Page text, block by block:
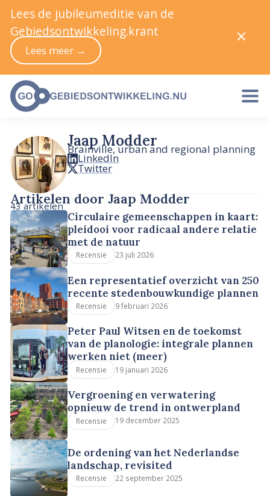
Jaap Modder
Brainville, urban and regional planning
LinkedIn
Twitter
Artikelen door Jaap Modder
43 artikelen
Circulaire gemeenschappen in kaart:
pleidooi voor radicaal andere relatie
met de natuur
Recensie 23 juli 2026
Een representatief overzicht van 250
recente stedenbouwkundige plannen
Recensie 9 februari 2026
Peter Paul Witsen en de toekomst
van de planologie: integrale plannen
werken niet (meer)
Recensie 19 januari 2026
Vergroening en verwatering
opnieuw de trend in ontwerpland
Recensie 19 december 2025
De ordening van het Nederlandse
landschap, revisited
Recensie 22 september 2025
Lees de jubileumeditie van de
Gebiedsontwikkeling.krant
Lees meer →